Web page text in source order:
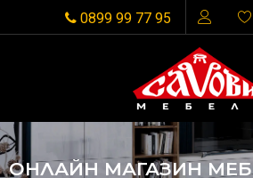
0899 99 77 95
ОНЛАЙН МАГАЗИН